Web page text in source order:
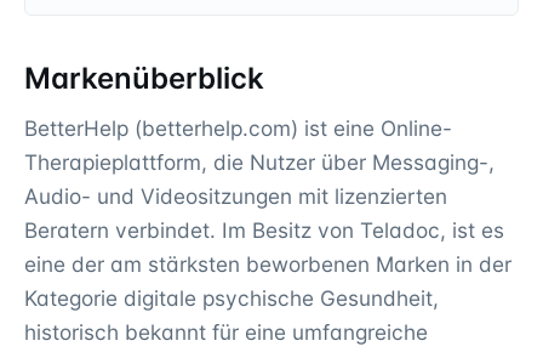
Markenüberblick
BetterHelp (betterhelp.com) ist eine Online-
Therapieplattform, die Nutzer über Messaging-,
Audio- und Videositzungen mit lizenzierten
Beratern verbindet. Im Besitz von Teladoc, ist es
eine der am stärksten beworbenen Marken in der
Kategorie digitale psychische Gesundheit,
historisch bekannt für eine umfangreiche